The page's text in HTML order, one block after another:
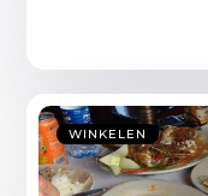
WINKELEN